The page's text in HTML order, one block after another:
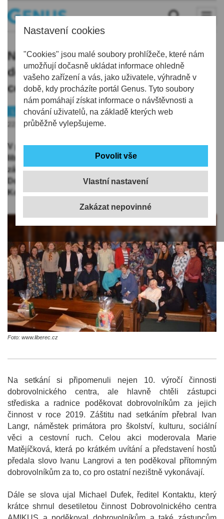
Nastavení cookies
"Cookies" jsou malé soubory prohlížeče, které nám
umožňují dočasně ukládat informace ohledně
vašeho zařízení a vás, jako uživatele, výhradně v
době, kdy procházíte portál Genus. Tyto soubory
nám pomáhají získat informace o návštěvnosti a
chování uživatelů, na základě kterých web
průběžně vylepšujeme.
Vlastní nastavení
Na liberecké radnici se sešli
dobrovolníci a přijali poděkování za
celoroční práci
Liberec
22.12.2019 | 15:00
V pondělí 16. prosince proběhlo v obřadní síni
liberecké radnice slavnostní setkání dobrovolníků a
zástupců spolupracujících organizací s
Dobrovolnickým centrem AMIKUS, které je součástí
Komunitního střediska KONTAKT Liberec.
Foto: www.liberec.cz
Na setkání si připomenuli nejen 10. výročí činnosti
dobrovolnického centra, ale hlavně chtěli zástupci
střediska a radnice poděkovat dobrovolníkům za jejich
činnost v roce 2019. Záštitu nad setkáním přebral Ivan
Langr, náměstek primátora pro školství, kulturu, sociální
věci a cestovní ruch. Celou akci moderovala Marie
Matějíčková, která po krátkém uvítání a představení hostů
předala slovo Ivanu Langrovi a ten poděkoval přítomným
dobrovolníkům za to, co pro ostatní nezištně vykonávají.
Dále se slova ujal Michael Dufek, ředitel Kontaktu, který
krátce shrnul desetiletou činnost Dobrovolnického centra